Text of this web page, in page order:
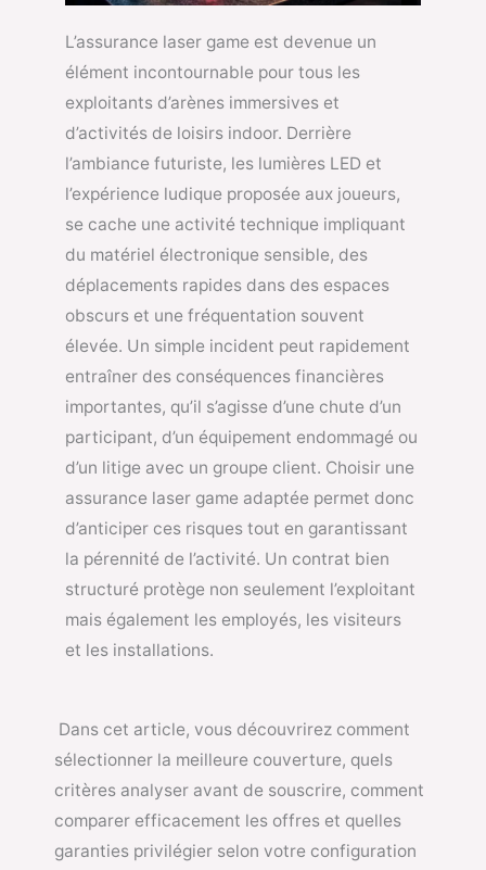
L’assurance laser game est devenue un
élément incontournable pour tous les
exploitants d’arènes immersives et
d’activités de loisirs indoor. Derrière
l’ambiance futuriste, les lumières LED et
l’expérience ludique proposée aux joueurs,
se cache une activité technique impliquant
du matériel électronique sensible, des
déplacements rapides dans des espaces
obscurs et une fréquentation souvent
élevée. Un simple incident peut rapidement
entraîner des conséquences financières
importantes, qu’il s’agisse d’une chute d’un
participant, d’un équipement endommagé ou
d’un litige avec un groupe client. Choisir une
assurance laser game adaptée permet donc
d’anticiper ces risques tout en garantissant
la pérennité de l’activité. Un contrat bien
structuré protège non seulement l’exploitant
mais également les employés, les visiteurs
et les installations.
Dans cet article, vous découvrirez comment
sélectionner la meilleure couverture, quels
critères analyser avant de souscrire, comment
comparer efficacement les offres et quelles
garanties privilégier selon votre configuration